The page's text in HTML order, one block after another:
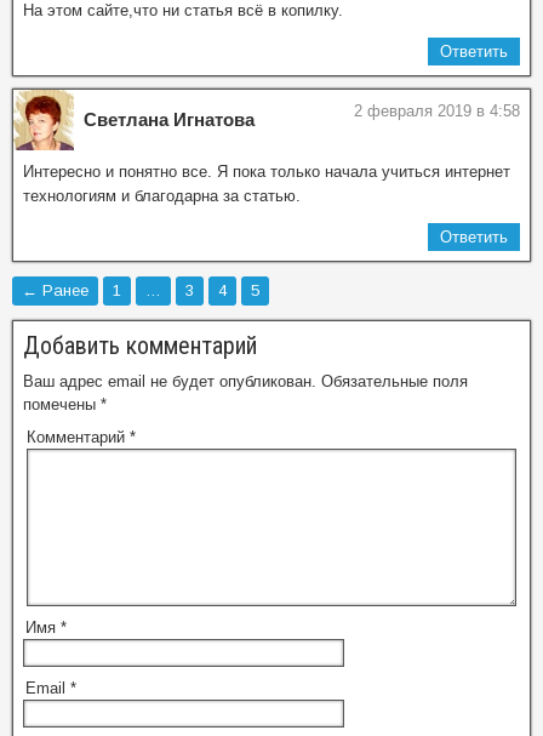
На этом сайте,что ни статья всё в копилку.
Ответить
Светлана Игнатова 2 февраля 2019 в 4:58
Интересно и понятно все. Я пока только начала учиться интернет
технологиям и благодарна за статью.
Ответить
← Ранее 1 … 3 4 5
Добавить комментарий
Ваш адрес email не будет опубликован. Обязательные поля
помечены *
Комментарий *
Имя *
Email *